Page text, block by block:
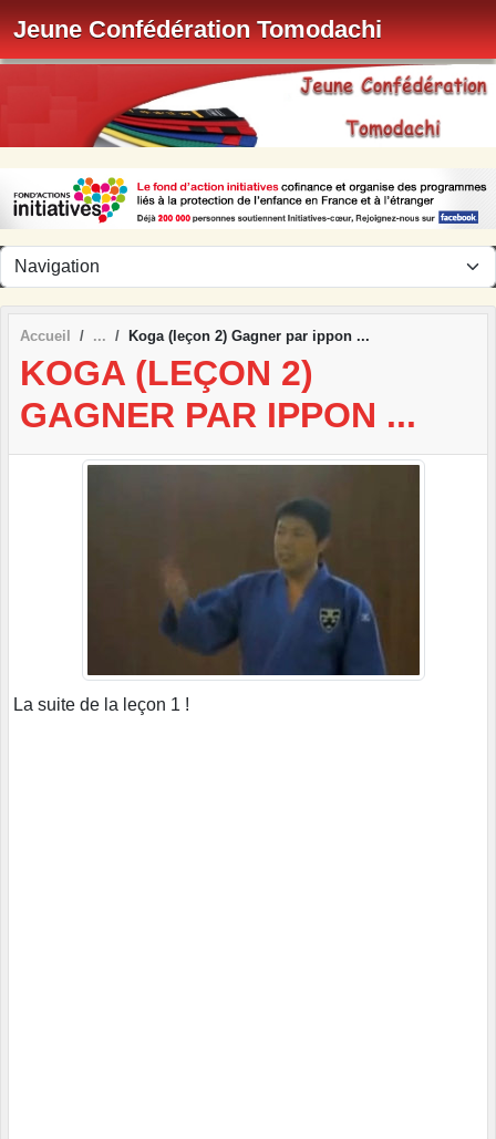
Jeune Confédération Tomodachi
Accueil Koga (leçon 2) Gagner par ippon ...
KOGA (LEÇON 2)
GAGNER PAR IPPON ...
La suite de la leçon 1 !